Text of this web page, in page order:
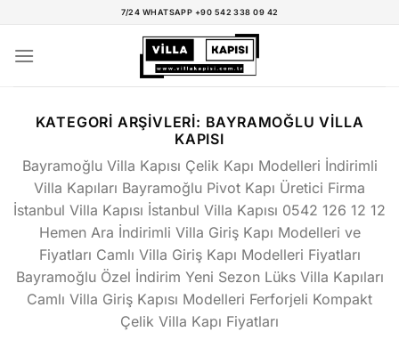
7/24 WHATSAPP +90 542 338 09 42
KATEGORI ARŞIVLERI: BAYRAMOĞLU VILLA
KAPISI
Bayramoğlu Villa Kapısı Çelik Kapı Modelleri İndirimli
Villa Kapıları Bayramoğlu Pivot Kapı Üretici Firma
İstanbul Villa Kapısı İstanbul Villa Kapısı 0542 126 12 12
Hemen Ara İndirimli Villa Giriş Kapı Modelleri ve
Fiyatları Camlı Villa Giriş Kapı Modelleri Fiyatları
Bayramoğlu Özel İndirim Yeni Sezon Lüks Villa Kapıları
Camlı Villa Giriş Kapısı Modelleri Ferforjeli Kompakt
Çelik Villa Kapı Fiyatları